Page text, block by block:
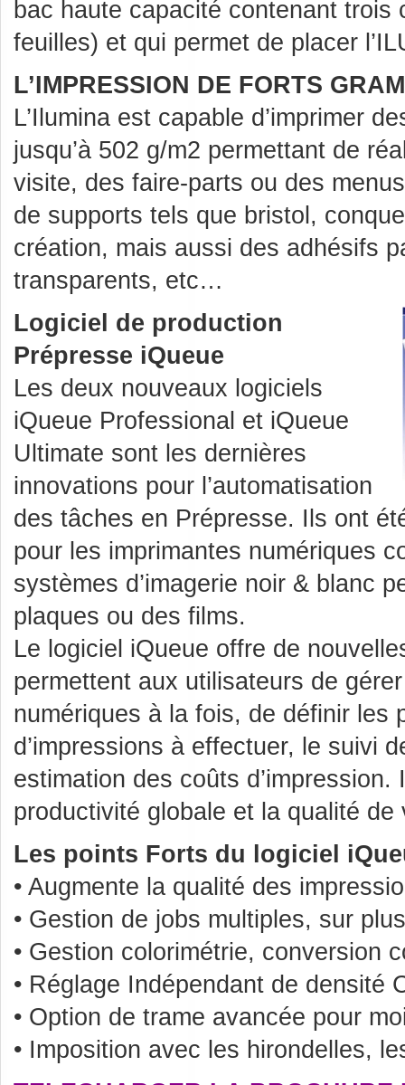
bac haute capacité contenant trois
feuilles) et qui permet de placer
L’IMPRESSION DE FORTS
L’Ilumina est capable d’imprimer
jusqu’à 502 g/m2 permettant de
visite, des faire-parts ou des
de supports tels que bristol,
création, mais aussi des adhésifs
transparents, etc…
Logiciel de production
Prépresse iQueue
Les deux nouveaux logiciels
iQueue Professional et iQueue
Ultimate sont les dernières
innovations pour l’automatisation
des tâches en Prépresse. Ils ont
pour les imprimantes numériques
systèmes d’imagerie noir & blanc
plaques ou des films.
Le logiciel iQueue offre de
permettent aux utilisateurs de
numériques à la fois, de définir les
d’impressions à effectuer, le suivi
estimation des coûts d’impression.
productivité globale et la qualité de
Les points Forts du logiciel
• Augmente la qualité des
• Gestion de jobs multiples, sur
• Gestion colorimétrie, conversion
• Réglage Indépendant de densité
• Option de trame avancée pour
• Imposition avec les hirondelles,